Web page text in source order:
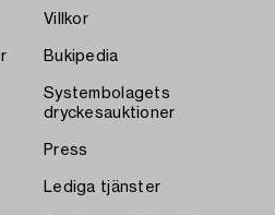
Villkor
Bukipedia
Systembolagets
dryckesauktioner
Press
Lediga tjänster